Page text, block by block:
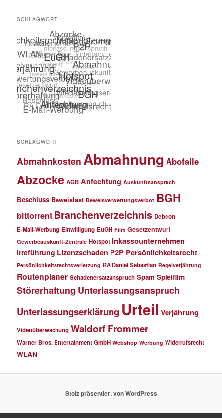
SCHLAGWORT
SCHLAGWORT
Abmahnkosten Abmahnung Abofalle
Abzocke AGB Anfechtung Auskunftsanspruch
Beschluss Beweislast Beweisverwertungsverbot BGH
bittorrent Branchenverzeichnis Debcon
E-Mail-Werbung Einwilligung EuGH Film Gesetzentwurf
Gewerbeauskunft-Zentrale Hotspot Inkassounternehmen
Irreführung Lizenzschaden P2P Persönlichkeitsrecht
Persönlichkeitsrechtsverletzung RA Daniel Sebastian Regelverjährung
Routenplaner Schadenersatzanspruch Spam Spielfilm
Störerhaftung Unterlassungsanspruch
Unterlassungserklärung Urteil Verjährung
Videoüberwachung Waldorf Frommer
Warner Bros. Entertainment GmbH Webshop Werbung Widerrufsrecht
WLAN
Stolz präsentiert von WordPress